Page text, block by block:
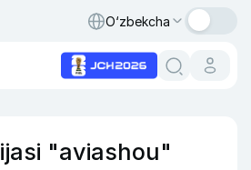
O‘zbekcha
"aviashou"